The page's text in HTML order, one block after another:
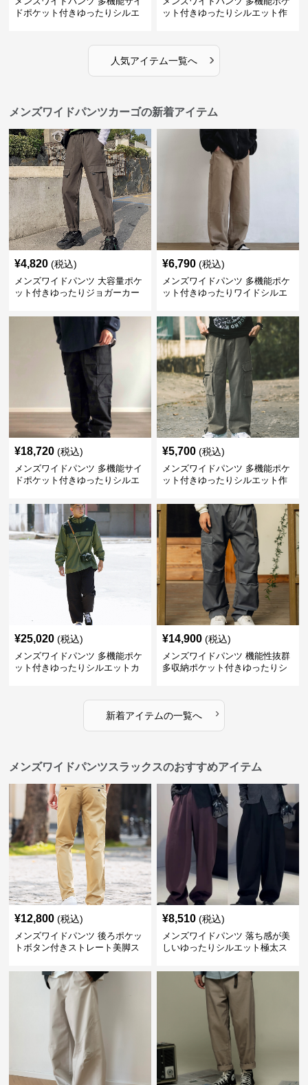
ドポケット付きゆったりシルエ
ット付きゆったりシルエット作
人気アイテム一覧へ ›
メンズワイドパンツカーゴの新着アイテム
¥4,820 (税込)
メンズワイドパンツ 大容量ポケ
ット付きゆったりジョガーカー
¥6,790 (税込)
メンズワイドパンツ 多機能ポケ
ット付きゆったりワイドシルエ
¥18,720 (税込)
メンズワイドパンツ 多機能サイ
ドポケット付きゆったりシルエ
¥5,700 (税込)
メンズワイドパンツ 多機能ポケ
ット付きゆったりシルエット作
¥25,020 (税込)
メンズワイドパンツ 多機能ポケ
ット付きゆったりシルエットカ
¥14,900 (税込)
メンズワイドパンツ 機能性抜群
多収納ポケット付きゆったりシ
新着アイテムの一覧へ ›
メンズワイドパンツスラックスのおすすめアイテム
¥12,800 (税込)
メンズワイドパンツ 後ろポケッ
トボタン付きストレート美脚ス
¥8,510 (税込)
メンズワイドパンツ 落ち感が美
しいゆったりシルエット極太ス